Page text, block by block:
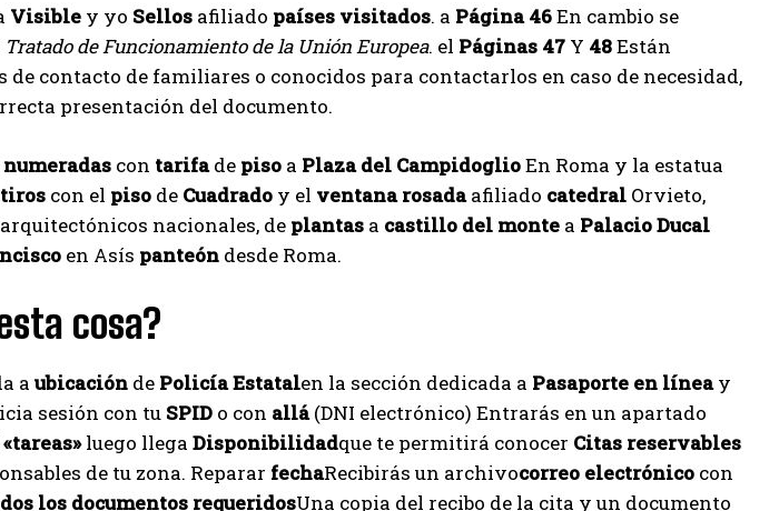
Visible y yo Sellos afiliado países visitados. a Página 46En cambio se
Tratado de Funcionamiento de la Unión Europea. el Páginas 47 Y 48Están
de contacto de familiares o conocidos para contactarlos en caso de necesidad,
presentación del documento.
con tarifade piso a Plaza del CampidoglioEn Roma y la estatua
tiros con el piso de Cuadrado y el ventana rosadaafiliado catedral Orvieto,
nacionales, de plantas a castillo del monte a Palacio Ducal
en Asís panteón desde Roma.
cosa?
a ubicación de Policía Estatalen la sección dedicada a Pasaporte en líneay
sesión con tu SPID o con allá(DNI electrónico) Entrarás en un apartado
«tareas»luego llega Disponibilidadque te permitirá conocer Citas reservables
de tu zona. Reparar fechaRecibirás un archivocorreo electrónico con
los documentos requeridosUna copia del recibo de la cita y un documento